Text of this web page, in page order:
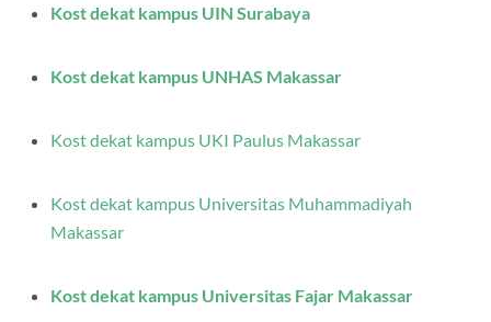
Kost dekat kampus UIN Surabaya
Kost dekat kampus UNHAS Makassar
Kost dekat kampus UKI Paulus Makassar
Kost dekat kampus Universitas Muhammadiyah
Makassar
Kost dekat kampus Universitas Fajar Makassar